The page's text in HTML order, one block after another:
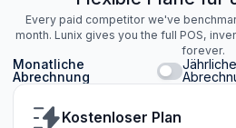
Every paid competitor we've
month. Lunix gives you the full POS,
forever.
Monatliche
Abrechnung
Jährliche
Kostenloser Plan